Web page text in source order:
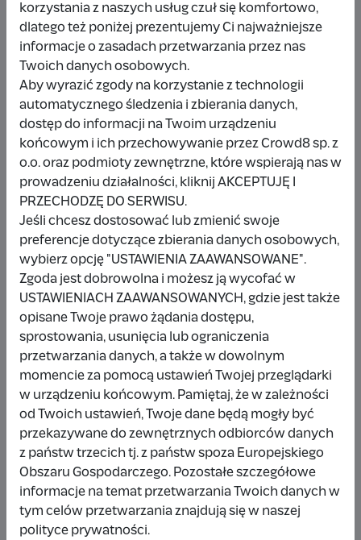
Udostępnij Zgłoś
Wpłacający/a
Wpłata anonimowa
10 zł miesiąc temu
Damianbloque Wordpress
1 zł 7 miesięcy temu
Wpłata anonimowa
10 zł rok temu
Wpłata anonimowa
10 zł rok temu
Wpłata anonimowa
korzystania z naszych usług czuł się komfortowo,
dlatego też poniżej prezentujemy Ci najważniejsze
informacje o zasadach przetwarzania przez nas
Twoich danych osobowych.
Aby wyrazić zgody na korzystanie z technologii
automatycznego śledzenia i zbierania danych,
dostęp do informacji na Twoim urządzeniu
końcowym i ich przechowywanie przez Crowd8 sp. z
o.o. oraz podmioty zewnętrzne, które wspierają nas w
prowadzeniu działalności, kliknij AKCEPTUJĘ I
PRZECHODZĘ DO SERWISU.
Jeśli chcesz dostosować lub zmienić swoje
preferencje dotyczące zbierania danych osobowych,
wybierz opcję "USTAWIENIA ZAAWANSOWANE".
Zgoda jest dobrowolna i możesz ją wycofać w
USTAWIENIACH ZAAWANSOWANYCH, gdzie jest także
opisane Twoje prawo żądania dostępu,
sprostowania, usunięcia lub ograniczenia
przetwarzania danych, a także w dowolnym
momencie za pomocą ustawień Twojej przeglądarki
w urządzeniu końcowym. Pamiętaj, że w zależności
od Twoich ustawień, Twoje dane będą mogły być
przekazywane do zewnętrznych odbiorców danych
z państw trzecich tj. z państw spoza Europejskiego
Obszaru Gospodarczego. Pozostałe szczegółowe
informacje na temat przetwarzania Twoich danych w
tym celów przetwarzania znajdują się w naszej
polityce prywatności.